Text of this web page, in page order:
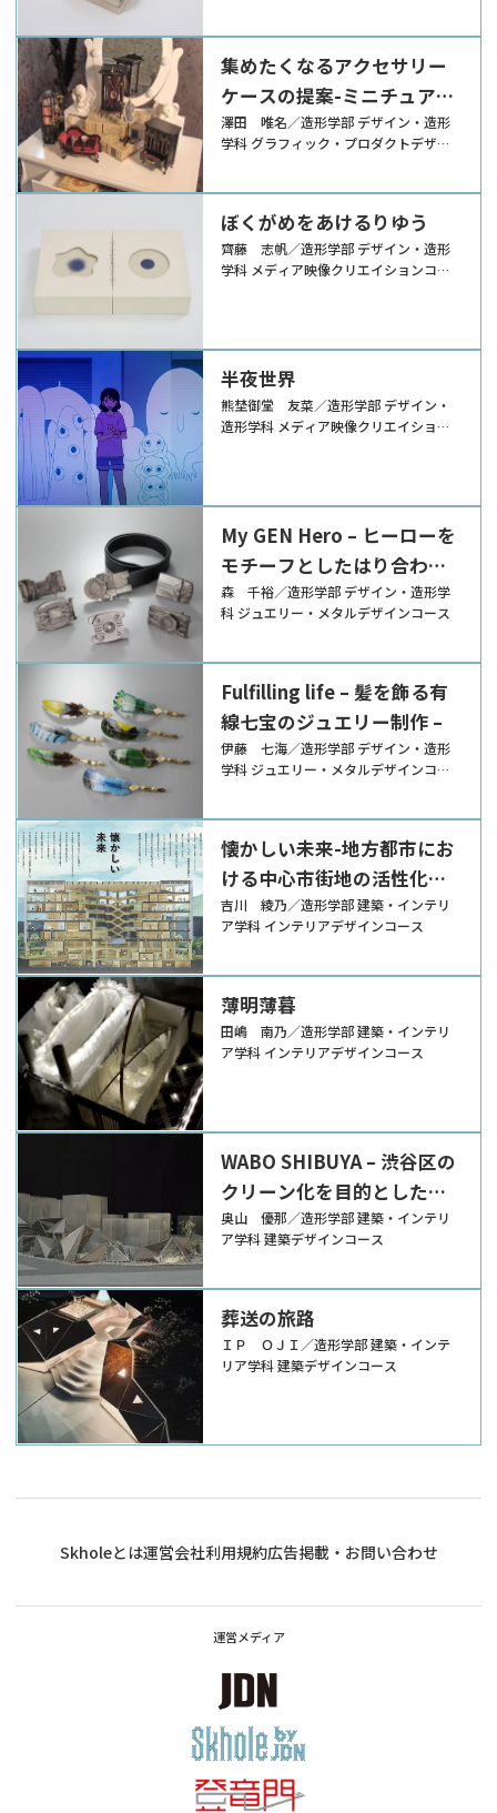
集めたくなるアクセサリー
ケースの提案-ミニチュア家
具風収納アイテム-
澤田 唯名／造形学部 デザイン・造形
学科 グラフィック・プロダクトデザイ
ぼくがめをあけるりゆう
齊藤 志帆／造形学部 デザイン・造形
学科 メディア映像クリエイションコー
半夜世界
熊埜御堂 友菜／造形学部 デザイン・
造形学科 メディア映像クリエイション
My GEN Hero – ヒーローを
モチーフとしたはり合わせ
技法によるバックルの制作
–
森 千裕／造形学部 デザイン・造形学
科 ジュエリー・メタルデザインコース
Fulﬁlling life – 髪を飾る有
線七宝のジュエリー制作 –
伊藤 七海／造形学部 デザイン・造形
学科 ジュエリー・メタルデザインコー
懐かしい未来-地方都市にお
ける中心市街地の活性化を
目的とした建築再生に関す
る研究-
吉川 綾乃／造形学部 建築・インテリ
ア学科 インテリアデザインコース
薄明薄暮
田嶋 南乃／造形学部 建築・インテリ
ア学科 インテリアデザインコース
WABO SHIBUYA – 渋谷区の
クリーン化を目的としたゴ
ミステーションの計画 –
奥山 優那／造形学部 建築・インテリ
ア学科 建築デザインコース
葬送の旅路
ＩＰ ＯＪＩ／造形学部 建築・インテ
リア学科 建築デザインコース
Skholeとは運営会社利用規約広告掲載・お問い合わせ
運営メディア